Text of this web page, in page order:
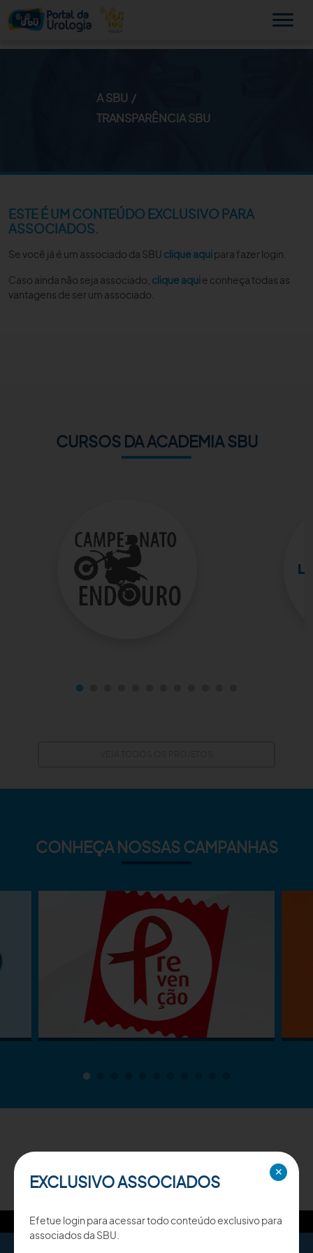
PUBLICAÇÕES
SBU NO CONSULTÓRIO
EDUCAÇÃO CONTINUADA
A SBU
TRANSPARÊNCIA SBU
ESTE É UM CONTEÚDO EXCLUSIVO PARA
ASSOCIADOS.
Se você já é um associado da SBU clique aquipara fazer login.
Caso ainda não seja associado, clique aquie conheça todas as
vantagens de ser um associado.
CURSOS DA ACADEMIA SBU
CONHEÇA NOSSAS CAMPANHAS
✕
EXCLUSIVO ASSOCIADOS
Efetue login para acessar todo conteúdo exclusivo para
associados da SBU.